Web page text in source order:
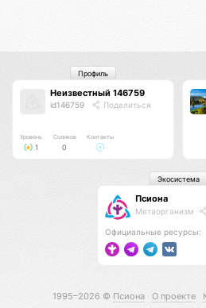
Неизвестный 146759
id146759 Поделиться
Уровень
1
Соликов
0
Контакты
Профиль
Псиона
Метаорганизм
Официальные ресурсы:
Экосистема
1995–2026 © Псиона О проекте